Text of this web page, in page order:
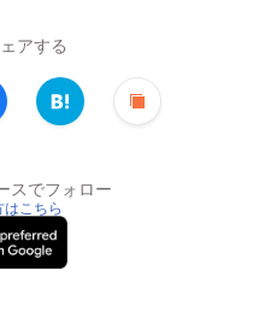
アする
スでフォロー
こちら